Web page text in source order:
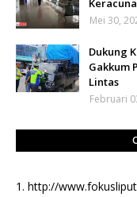
Mei 30,
Dukung
Gakkum
Lintas
Februari
1. http://